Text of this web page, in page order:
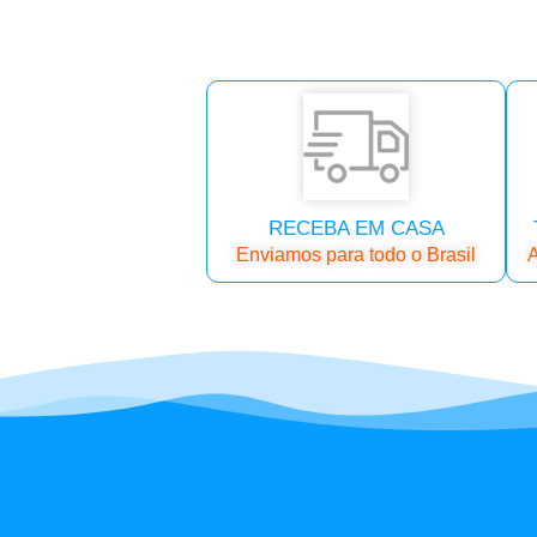
RECEBA EM CASA
Enviamos para todo o Brasil